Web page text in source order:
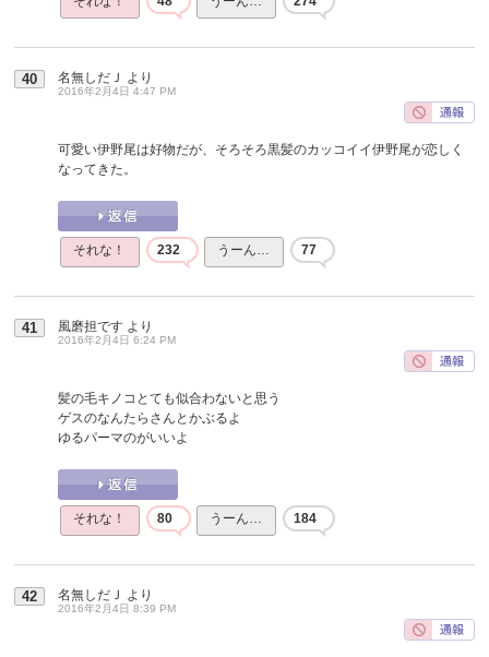
40 名無しだＪ より
2016年2月4日 4:47 PM
可愛い伊野尾は好物だが、そろそろ黒髪のカッコイイ伊野尾が恋しく
なってきた。
それな！ 232 うーん… 77
41 風磨担です より
2016年2月4日 6:24 PM
髪の毛キノコとても似合わないと思う
ゲスのなんたらさんとかぶるよ
ゆるパーマのがいいよ
それな！ 80 うーん… 184
42 名無しだＪ より
2016年2月4日 8:39 PM